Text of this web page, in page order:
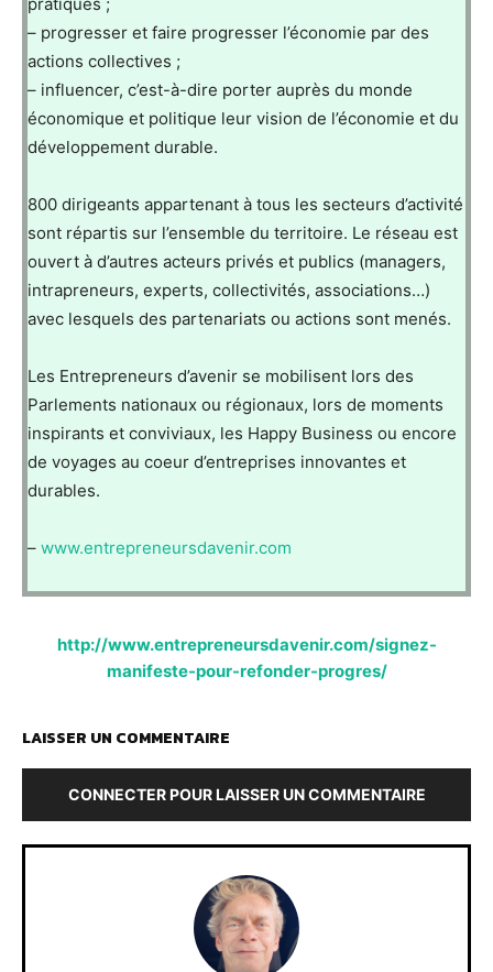
– progresser et faire progresser l’économie par des
actions collectives ;
– influencer, c’est-à-dire porter auprès du monde
économique et politique leur vision de l’économie et du
développement durable.
800 dirigeants appartenant à tous les secteurs d’activité
sont répartis sur l’ensemble du territoire. Le réseau est
ouvert à d’autres acteurs privés et publics (managers,
intrapreneurs, experts, collectivités, associations…)
avec lesquels des partenariats ou actions sont menés.
Les Entrepreneurs d’avenir se mobilisent lors des
Parlements nationaux ou régionaux, lors de moments
inspirants et conviviaux, les Happy Business ou encore
de voyages au coeur d’entreprises innovantes et
durables.
– www.entrepreneursdavenir.com
http://www.entrepreneursdavenir.com/signez-
manifeste-pour-refonder-progres/
LAISSER UN COMMENTAIRE
CONNECTER POUR LAISSER UN COMMENTAIRE